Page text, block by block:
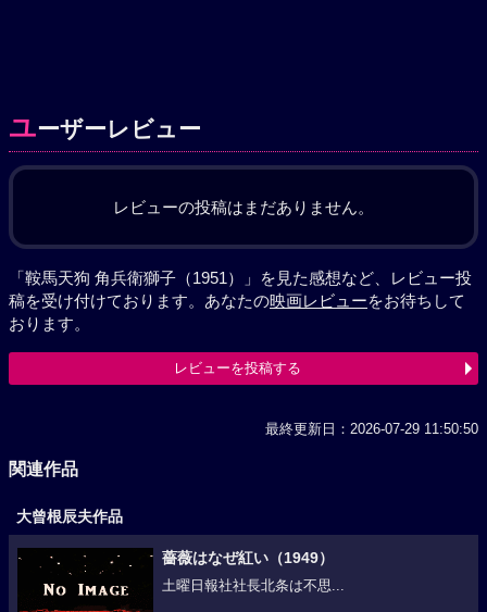
ユーザーレビュー
レビューの投稿はまだありません。
「鞍馬天狗 角兵衛獅子（1951）」を見た感想など、レビュー投
稿を受け付けております。あなたの映画レビューをお待ちして
おります。
レビューを投稿する
最終更新日：2026-07-29 11:50:50
関連作品
大曾根辰夫作品
薔薇はなぜ紅い（1949）
土曜日報社社長北条は不思...